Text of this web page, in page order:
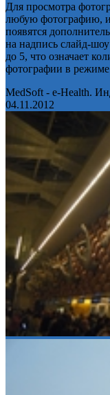
Для просмотра
любую фотографию, и
появятся
на надпись слайд-
до 5, что означает
фотографии в
MedSoft - e-Health.
04.11.2012